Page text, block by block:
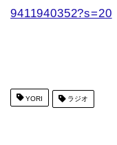
9411940352?s=20
YORI ラジオ